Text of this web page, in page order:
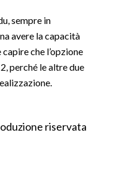
sempre in
avere la capacità
che l’opzione
perché le altre due
riservata